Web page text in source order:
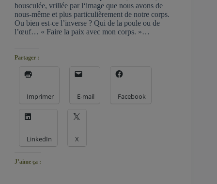
bousculée, vrillée par l‘image que nous avons de
nous-même et plus particulièrement de notre corps.
Ou bien est-ce l’inverse ? Qui de la poule ou de
l’œuf… « Faire la paix avec mon corps. »…
Partager :
Imprimer E-mail Facebook
LinkedIn X
J’aime ça :